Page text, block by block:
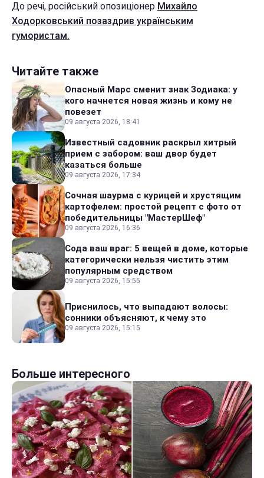
До речі, російський опозиціонер Михайло
Ходорковський позаздрив українським
гумористам.
Читайте также
Опасный Марс сменит знак Зодиака: у
кого начнется новая жизнь и кому не
повезет
09 августа 2026, 18:41
Известный садовник раскрыл хитрый
прием с забором: ваш двор будет
казаться больше
09 августа 2026, 17:34
Сочная шаурма с курицей и хрустящим
картофелем: простой рецепт с фото от
победительницы "МастерШеф"
09 августа 2026, 16:36
Сода ваш враг: 5 вещей в доме, которые
категорически нельзя чистить этим
популярным средством
09 августа 2026, 15:55
Приснилось, что выпадают волосы:
сонники объясняют, к чему это
09 августа 2026, 15:15
Больше интересного